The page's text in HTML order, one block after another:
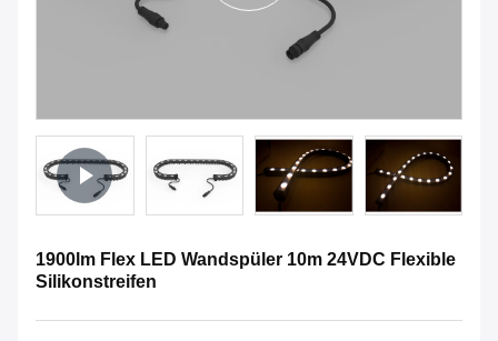
1900lm Flex LED Wandspüler 10m 24VDC Flexible
Silikonstreifen